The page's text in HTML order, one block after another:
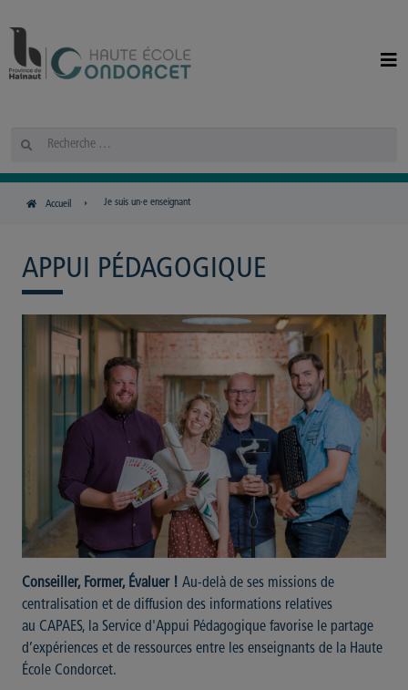
Rechercher
Accueil Je suis un·e enseignant
APPUI PÉDAGOGIQUE
Conseiller, Former, Évaluer ! Au-delà de ses missions de
centralisation et de diffusion des informations relatives
au CAPAES, la Service d'Appui Pédagogique favorise le partage
d’expériences et de ressources entre les enseignants de la Haute
École Condorcet.